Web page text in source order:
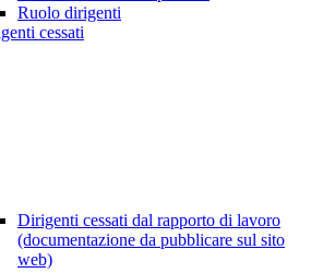
Ruolo dirigenti
cessati
Dirigenti cessati dal rapporto di lavoro
(documentazione da pubblicare sul sito
web)